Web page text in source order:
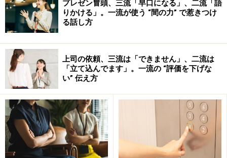
合の良い日を何日か挙げてもらい、その中から参加者が
出席しやすい日や業務的に無理のない日を候補日としま
□ 会場を決める
・職場からアクセスのよいところで探す
・遠くから通勤している人が帰りの電車の心配をしなく
てもいい場所を選ぶ
プレゼン冒頭、三流「早口になる」、二流「語
りかける」。一流が使う “間の力” で惹きつけ
る話し方
上司の依頼、三流は「できません」、二流は
「立て込んでます」。一流の “評価を下げな
い” 伝え方